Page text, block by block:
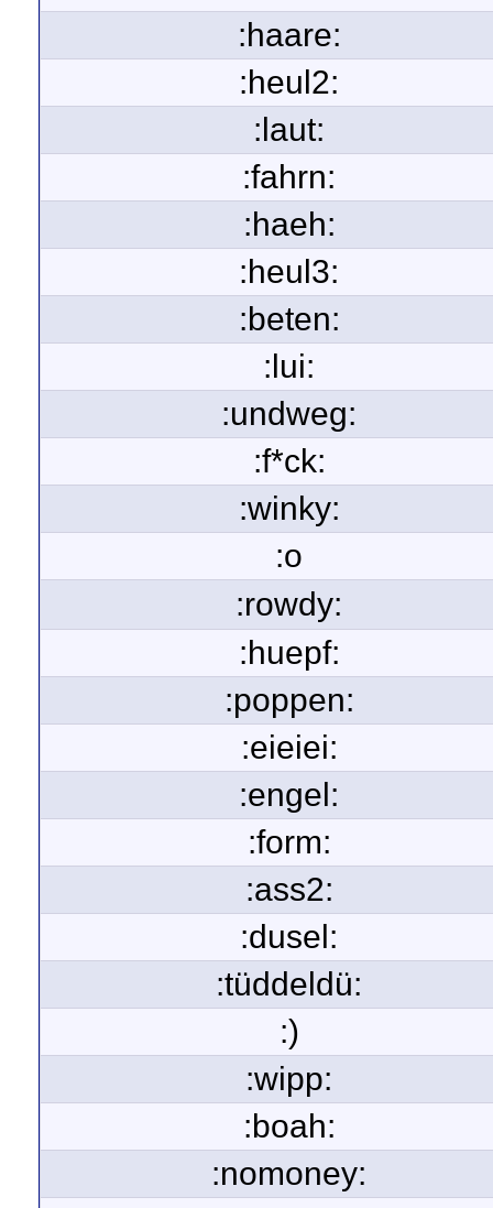
:haare:
:heul2:
:laut:
:fahrn:
:haeh:
:heul3:
:beten:
:lui:
:undweg:
:f*ck:
:winky:
:o
:rowdy:
:huepf:
:poppen:
:eieiei:
:engel:
:form:
:ass2:
:dusel:
:tüddeldü:
:)
:wipp:
:boah:
:nomoney: